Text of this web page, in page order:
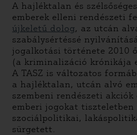
A hajléktalan és
emberek elleni rendészeti
újkeletű dolog, az utcán
szabálysértéssé
jogalkotási története 2010
(a kriminalizáció krónikája
A TASZ is változatos
a hajléktalan, utcán alvó
szembeni rendészeti akciók
emberi jogokat tiszteletben
szociálpolitikai,
sürgetett.